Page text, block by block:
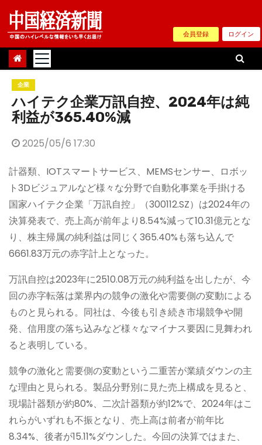
Skip
content
会員登録 ログイン
企業
ハイテク企業万訊自控、2024年は純
利益が365.40%減
2025/05/6 17:30
計器類、IOTスマートサービス、MEMSセンサー、ロボッ
ト3Dビジュアルなど様々な分野で自動化事業を手掛ける
国家ハイテク企業「万訊自控」（300112.SZ）は2024年の
決算発表で、売上高が前年より8.54%減って10.31億元とな
り、株主帰属の純利益は同じく365.40%も落ち込んで
6661.83万元の赤字計上となった。
万訊自控は2023年に2510.08万元の純利益を出したが、今
回の赤字転落は業界内の競争の激化や需要側の変動による
ものと見られる。同社は、今後も引き続き市場競争や開
発、信用度の落ち込みなど様々なマイナス要因に見舞われ
ると表明している。
競争の激化と需要側の変動という二重苦が業績ダウンの主
な理由と見られる。製品分野別に見た売上構成を見ると、
現場計器類が約80%、二次計器類が約12%で、2024年はこ
れらがいずれも不振となり、売上高は前者が前年比
8.34%、後者が15.11%ダウンした。今回の決算ではまた、